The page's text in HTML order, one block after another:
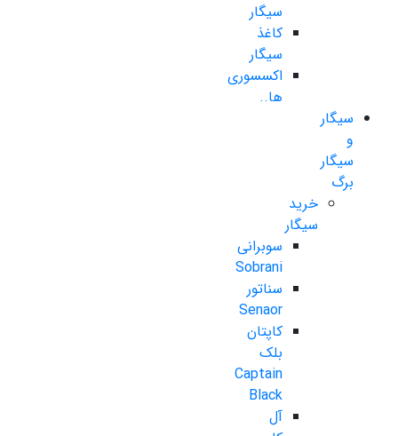
سیگار
کاغذ
سیگار
اکسسوری
ها..
سیگار
و
سیگار
برگ
خرید
سیگار
سوبرانی
Sobrani
سناتور
Senaor
کاپتان
بلک
Captain
Black
آل